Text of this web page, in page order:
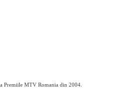
Premiile MTV Romania din 2004.